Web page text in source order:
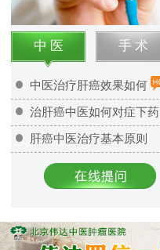
中 医 手 术
中医治疗肝癌效果如何
治肝癌中医如何对症下药
肝癌中医治疗基本原则